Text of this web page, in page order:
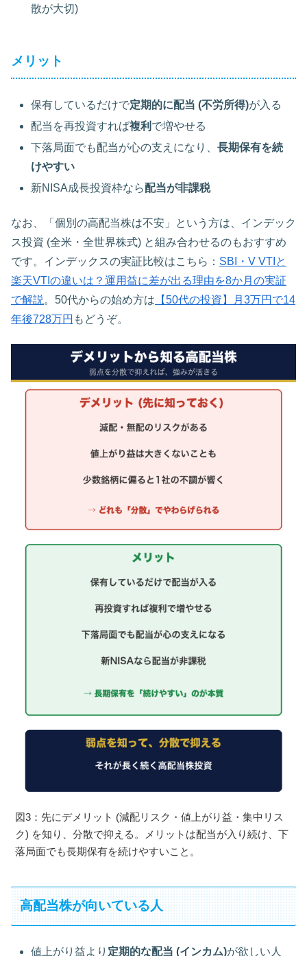
散が大切)
メリット
保有しているだけで定期的に配当 (不労所得)が入る
配当を再投資すれば複利 で増やせる
下落局面でも配当が心の支えになり、長期保有を続
けやすい
新NISA成長投資枠なら配当が非課税
なお、「個別の高配当株は不安」という方は、インデック
ス投資 (全米・全世界株式) と組み合わせるのもおすすめ
です。インデックスの実証比較はこちら： SBI・V VTIと
楽天VTIの違いは？運用益に差が出る理由を8か月の実証
で解説 。50代からの始め方は 【50代の投資】月3万円で14
年後728万円 もどうぞ。
図3：先にデメリット (減配リスク・値上がり益・集中リス
ク) を知り、分散で抑える。メリットは配当が入り続け、下
落局面でも長期保有を続けやすいこと。
高配当株が向いている人
値上がり益より 定期的な配当 (インカム)が欲しい人